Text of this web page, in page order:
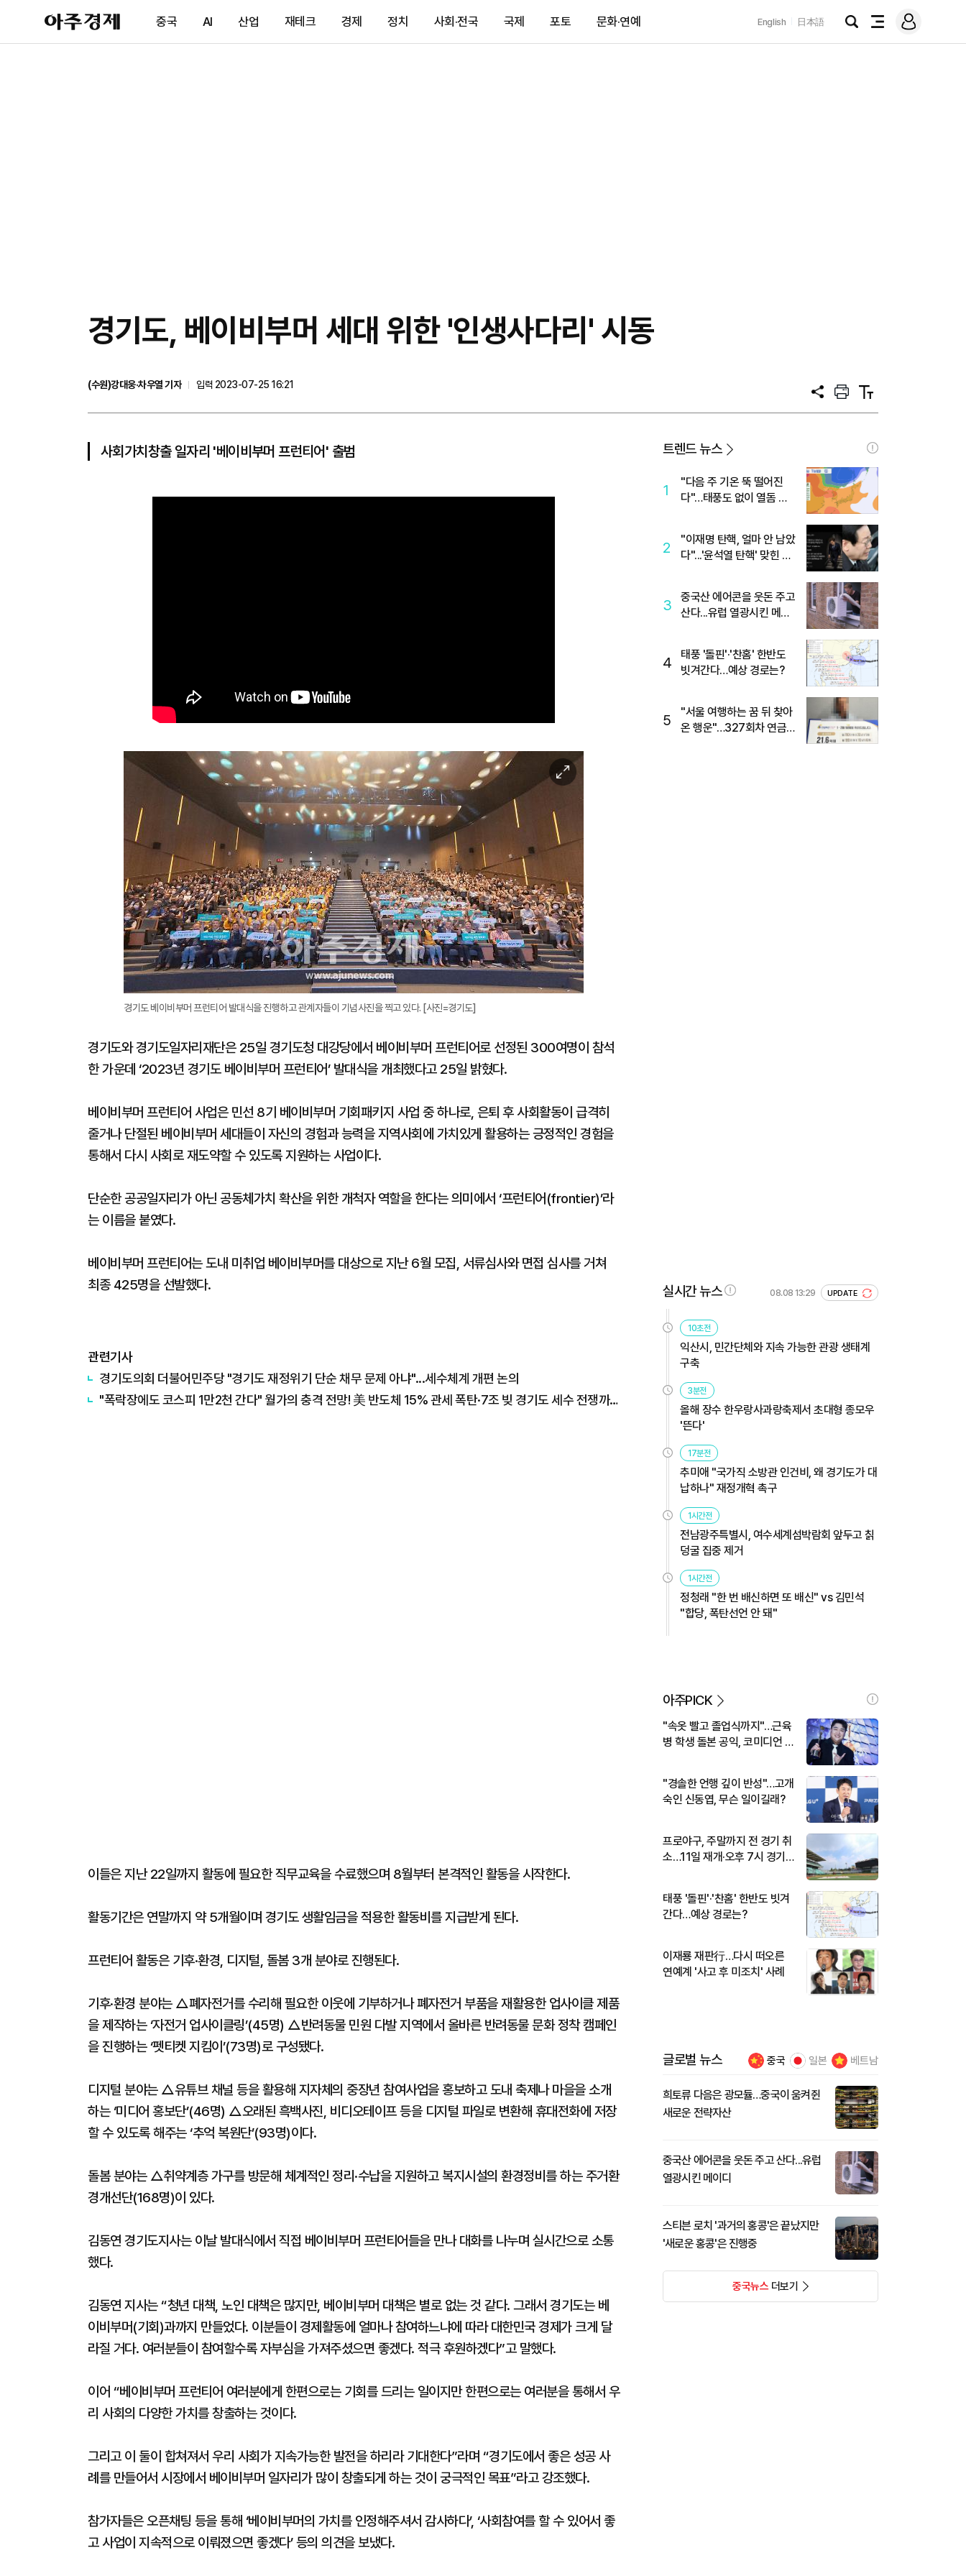
아
주
제
중국 AI 산업 재테크 경제 정치 사회·전국 국제 포토 문화·연예 English 日本語
검
전
메
그
경기도, 베이비부머 세대 위한 '인생사다리' 시동
(수원)강대웅·차우열 기자
입력 2023-07-25 16:21
공
프
트
텍
트
사회가치창출 일자리 '베이비부머 프런티어' 출범
이
미
지
확
대
경기도 베이비부머 프런티어 발대식을 진행하고 관계자들이 기념사진을 찍고 있다. [사진=경기도]
경기도와 경기도일자리재단은 25일 경기도청 대강당에서 베이비부머 프런티어로 선정된 300여명이 참석
한 가운데 ‘2023년 경기도 베이비부머 프런티어’ 발대식을 개최했다고 25일 밝혔다.
베이비부머 프런티어 사업은 민선 8기 베이비부머 기회패키지 사업 중 하나로, 은퇴 후 사회활동이 급격히
줄거나 단절된 베이비부머 세대들이 자신의 경험과 능력을 지역사회에 가치있게 활용하는 긍정적인 경험을
통해서 다시 사회로 재도약할 수 있도록 지원하는 사업이다.
단순한 공공일자리가 아닌 공동체가치 확산을 위한 개척자 역할을 한다는 의미에서 ‘프런티어(frontier)’라
는 이름을 붙였다.
베이비부머 프런티어는 도내 미취업 베이비부머를 대상으로 지난 6월 모집, 서류심사와 면접 심사를 거쳐
최종 425명을 선발했다.
관련기사
경기도의회 더불어민주당 "경기도 재정위기 단순 채무 문제 아냐"...세수체계 개편 논의
"폭락장에도 코스피 1만2천 간다" 월가의 충격 전망! 美 반도체 15% 관세 폭탄·7조 빚 경기도 세수 전쟁까지
이들은 지난 22일까지 활동에 필요한 직무교육을 수료했으며 8월부터 본격적인 활동을 시작한다.
활동기간은 연말까지 약 5개월이며 경기도 생활임금을 적용한 활동비를 지급받게 된다.
프런티어 활동은 기후·환경, 디지털, 돌봄 3개 분야로 진행된다.
기후·환경 분야는 △폐자전거를 수리해 필요한 이웃에 기부하거나 폐자전거 부품을 재활용한 업사이클 제품
을 제작하는 ‘자전거 업사이클링’(45명) △반려동물 민원 다발 지역에서 올바른 반려동물 문화 정착 캠페인
을 진행하는 ‘펫티켓 지킴이’(73명)로 구성됐다.
디지털 분야는 △유튜브 채널 등을 활용해 지자체의 중장년 참여사업을 홍보하고 도내 축제나 마을을 소개
하는 ‘미디어 홍보단’(46명) △오래된 흑백사진, 비디오테이프 등을 디지털 파일로 변환해 휴대전화에 저장
할 수 있도록 해주는 ‘추억 복원단’(93명)이다.
돌봄 분야는 △취약계층 가구를 방문해 체계적인 정리·수납을 지원하고 복지시설의 환경정비를 하는 주거환
경개선단(168명)이 있다.
김동연 경기도지사는 이날 발대식에서 직접 베이비부머 프런티어들을 만나 대화를 나누며 실시간으로 소통
했다.
김동연 지사는 “청년 대책, 노인 대책은 많지만, 베이비부머 대책은 별로 없는 것 같다. 그래서 경기도는 베
이비부머(기회)과까지 만들었다. 이분들이 경제활동에 얼마나 참여하느냐에 따라 대한민국 경제가 크게 달
라질 거다. 여러분들이 참여할수록 자부심을 가져주셨으면 좋겠다. 적극 후원하겠다”고 말했다.
이어 “베이비부머 프런티어 여러분에게 한편으로는 기회를 드리는 일이지만 한편으로는 여러분을 통해서 우
리 사회의 다양한 가치를 창출하는 것이다.
그리고 이 둘이 합쳐져서 우리 사회가 지속가능한 발전을 하리라 기대한다”라며 “경기도에서 좋은 성공 사
례를 만들어서 시장에서 베이비부머 일자리가 많이 창출되게 하는 것이 궁극적인 목표”라고 강조했다.
참가자들은 오픈채팅 등을 통해 ‘베이비부머의 가치를 인정해주셔서 감사하다’, ‘사회참여를 할 수 있어서 좋
고 사업이 지속적으로 이뤄졌으면 좋겠다’ 등의 의견을 보냈다.
트렌드 뉴스
1
"다음 주 기온 뚝 떨어진
다"…태풍도 없이 열돔 박
2
"이재명 탄핵, 얼마 안 남았
다"...'윤석열 탄핵' 맞힌 무
3
중국산 에어콘을 웃돈 주고
산다...유럽 열광시킨 메이
4
태풍 '돌핀'·'찬홈' 한반도
빗겨간다…예상 경로는?
5
"서울 여행하는 꿈 뒤 찾아
온 행운"…327회차 연금
실시간 뉴스 08.08 13:29 UPDATE
10초전
익산시, 민간단체와 지속 가능한 관광 생태계
구축
3분전
올해 장수 한우랑사과랑축제서 초대형 종모우
'뜬다'
17분전
추미애 "국가직 소방관 인건비, 왜 경기도가 대
납하나" 재정개혁 촉구
1시간전
전남광주특별시, 여수세계섬박람회 앞두고 칡
덩굴 집중 제거
1시간전
정청래 "한 번 배신하면 또 배신" vs 김민석
"합당, 폭탄선언 안 돼"
아주PICK
"속옷 빨고 졸업식까지"…근육
병 학생 돌본 공익, 코미디언 김
"경솔한 언행 깊이 반성"…고개
숙인 신동엽, 무슨 일이길래?
프로야구, 주말까지 전 경기 취
소…11일 재개·오후 7시 경기
태풍 '돌핀'·'찬홈' 한반도 빗겨
간다…예상 경로는?
이재룡 재판行…다시 떠오른
연예계 '사고 후 미조치' 사례
글로벌 뉴스 중국 일본 베트남
희토류 다음은 광모듈…중국이 움켜쥔
새로운 전략자산
중국산 에어콘을 웃돈 주고 산다...유럽
열광시킨 메이디
스티븐 로치 '과거의 홍콩'은 끝났지만
'새로운 홍콩'은 진행중
중국뉴스더보기